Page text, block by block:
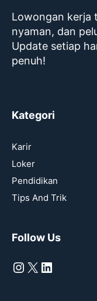
Lowongan kerja
nyaman, dan
Update setiap
penuh!
Kategori
Karir
Loker
Pendidikan
Tips And Trik
Follow Us
Instagram
X LinkedIn